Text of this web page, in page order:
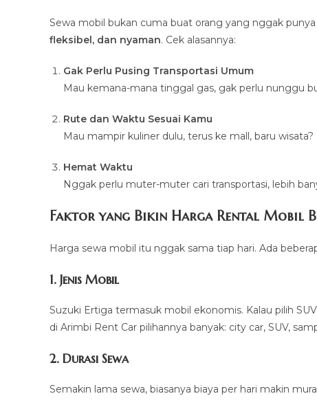
Sewa mobil bukan cuma buat orang yang nggak
fleksibel, dan nyaman. Cek alasannya:
Gak Perlu Pusing Transportasi Umum
Mau kemana-mana tinggal gas, gak perlu nunggu
Rute dan Waktu Sesuai Kamu
Mau mampir kuliner dulu, terus ke mall, baru
Hemat Waktu
Nggak perlu muter-muter cari transportasi, lebih
Faktor yang Bikin Harga Rental Mobil
Harga sewa mobil itu nggak sama tiap hari. Ada
1. Jenis Mobil
Suzuki Ertiga termasuk mobil ekonomis. Kalau pilih
di Arimbi Rent Car pilihannya banyak: city car, SUV,
2. Durasi Sewa
Semakin lama sewa, biasanya biaya per hari makin